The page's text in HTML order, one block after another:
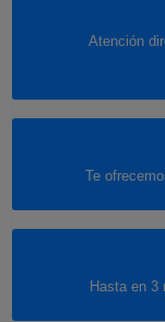
Atención
Te
Hasta en 3